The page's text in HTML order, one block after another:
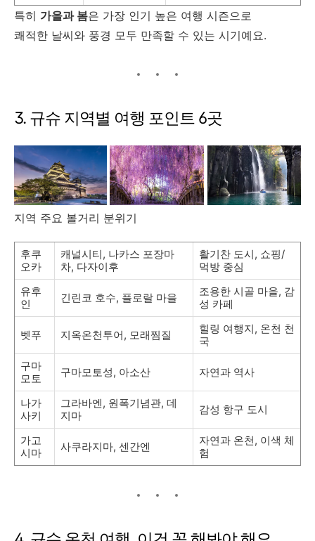
특히 가을과 봄은 가장 인기 높은 여행 시즌으로
쾌적한 날씨와 풍경 모두 만족할 수 있는 시기예요.
3. 규슈 지역별 여행 포인트 6곳
지역 주요 볼거리 분위기
후쿠
오카
캐널시티, 나카스 포장마
차, 다자이후
활기찬 도시, 쇼핑/
먹방 중심
유후
인
긴린코 호수, 플로랄 마을
조용한 시골 마을, 감
성 카페
벳푸 지옥온천투어, 모래찜질
힐링 여행지, 온천 천
국
구마
모토
구마모토성, 아소산 자연과 역사
나가
사키
그라바엔, 원폭기념관, 데
지마
감성 항구 도시
가고
시마
사쿠라지마, 센간엔
자연과 온천, 이색 체
험